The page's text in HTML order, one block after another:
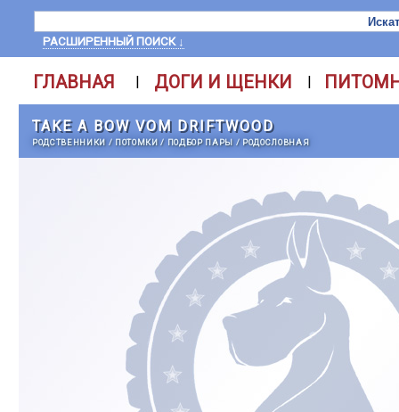
РАСШИРЕННЫЙ ПОИСК ↓
ГЛАВНАЯ | ДОГИ И ЩЕНКИ |
TAKE A BOW VOM DRIFTWOOD
РОДСТВЕННИКИ / ПОТОМКИ/ ПОДБОР ПАРЫ / РОДОСЛОВНАЯ